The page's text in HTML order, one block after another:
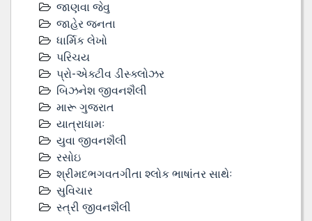
જાણવા જેવુ
જાહેર જનતા
ધાર્મિક લેખો
પરિચય
પ્રો-એક્ટીવ ડીસ્‍ક્લોઝર
બિઝનેશ જીવનશૈલી
મારૂ ગુજરાત
યાત્રાધામઃ
યુવા જીવનશૈલી
રસોઇ
શ્રીમદભગવતગીતા શ્લોક ભાષાંતર સાથેઃ
સુવિચાર
સ્ત્રી જીવનશૈલી